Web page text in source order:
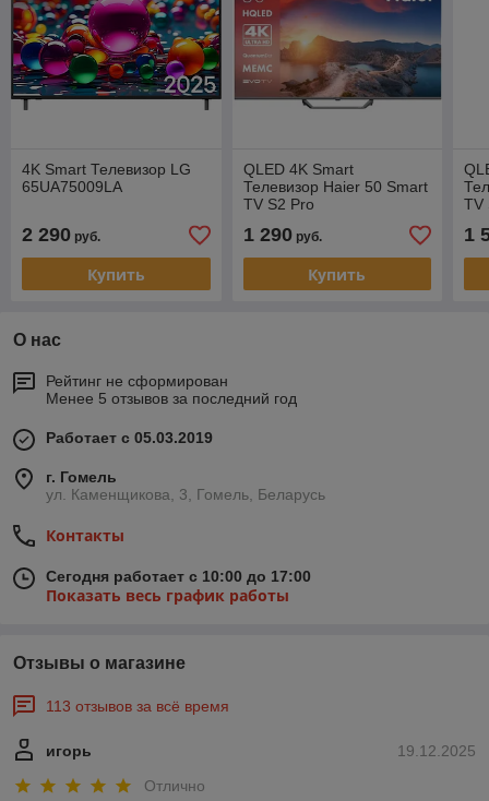
4K Smart Телевизор LG
65UA75009LA
2 290 руб.
Купить
QLED 4K Smart
Телевизор Haier 50 Smart
TV S2 Pro
1 290руб.
Купить
TV
1
О нас
Рейтинг не сформирован
Менее 5 отзывов за последний год
Работает с 05.03.2019
г. Гомель
ул. Каменщикова, 3, Гомель, Беларусь
Контакты
Сегодня работает с 10:00 до 17:00
Показать весь график работы
Отзывы о магазине
113 отзывов за всё время
19.12.2025
игорь
Отлично